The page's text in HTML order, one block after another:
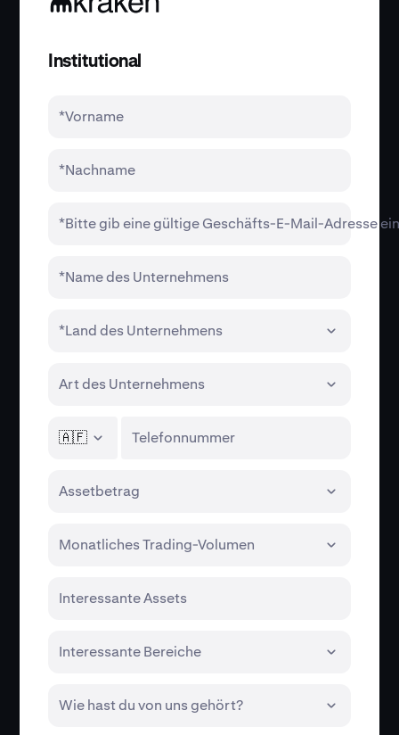
Institutional
*Vorname
*Nachname
*Bitte gib eine gültige Geschäfts-E-Mail-Adresse
*Name des Unternehmens
*Land des Unternehmens
Art des Unternehmens
🇦🇫 Telefonnummer
Assetbetrag
Monatliches Trading-Volumen
Interessante Assets
Interessante Bereiche
Wie hast du von uns gehört?